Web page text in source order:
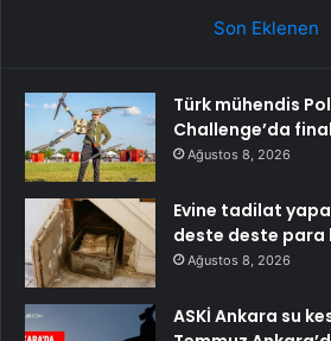
Son Eklenen
Türk mühendis
Challenge’da
Ağustos 8, 2026
Evine tadilat
deste deste para
Ağustos 8, 2026
ASKİ Ankara su